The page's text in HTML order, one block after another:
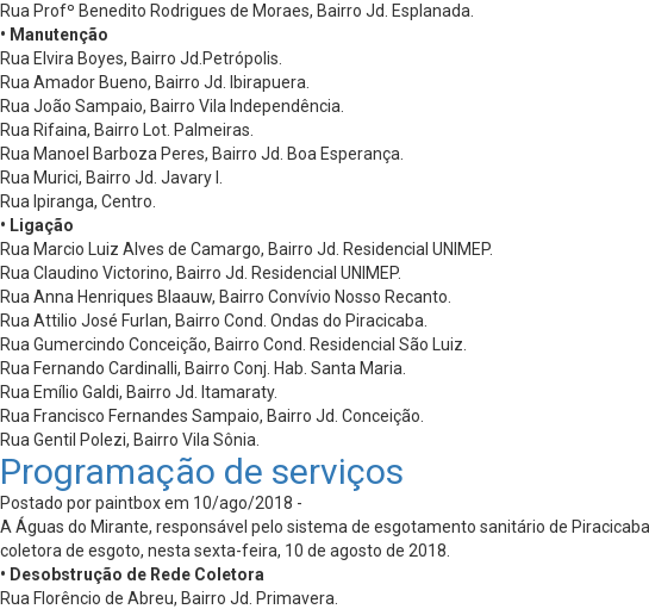
Rua Profº Benedito Rodrigues de Moraes, Bairro Jd. Esplanada.
• Manutenção
Rua Elvira Boyes, Bairro Jd.Petrópolis.
Rua Amador Bueno, Bairro Jd. Ibirapuera.
Rua João Sampaio, Bairro Vila Independência.
Rua Rifaina, Bairro Lot. Palmeiras.
Rua Manoel Barboza Peres, Bairro Jd. Boa Esperança.
Rua Murici, Bairro Jd. Javary I.
Rua Ipiranga, Centro.
• Ligação
Rua Marcio Luiz Alves de Camargo, Bairro Jd. Residencial UNIMEP.
Rua Claudino Victorino, Bairro Jd. Residencial UNIMEP.
Rua Anna Henriques Blaauw, Bairro Convívio Nosso Recanto.
Rua Attilio José Furlan, Bairro Cond. Ondas do Piracicaba.
Rua Gumercindo Conceição, Bairro Cond. Residencial São Luiz.
Rua Fernando Cardinalli, Bairro Conj. Hab. Santa Maria.
Rua Emílio Galdi, Bairro Jd. Itamaraty.
Rua Francisco Fernandes Sampaio, Bairro Jd. Conceição.
Rua Gentil Polezi, Bairro Vila Sônia.
Programação de serviços
Postado por paintbox em 10/ago/2018 -
A Águas do Mirante, responsável pelo sistema de esgotamento sanitário de
coletora de esgoto, nesta sexta-feira, 10 de agosto de 2018.
• Desobstrução de Rede Coletora
Rua Florêncio de Abreu, Bairro Jd. Primavera.